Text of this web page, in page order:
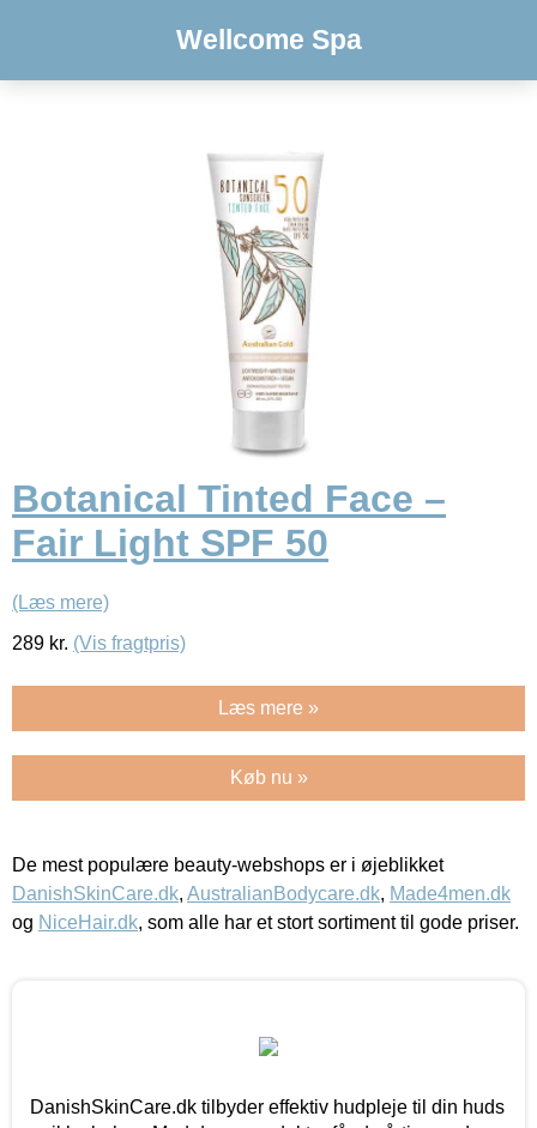
Wellcome Spa
Botanical Tinted Face –
Fair Light SPF 50
(Læs mere)
289 kr. (Vis fragtpris)
Læs mere »
Køb nu »
De mest populære beauty-webshops er i øjeblikket
DanishSkinCare.dk, AustralianBodycare.dk, Made4men.dk
og NiceHair.dk, som alle har et stort sortiment til gode priser.
DanishSkinCare.dk tilbyder effektiv hudpleje til din huds